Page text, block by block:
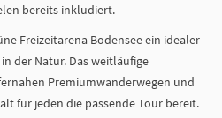
bereits inkludiert.
Freizeitarena Bodensee ein idealer
der Natur. Das weitläufige
Premiumwanderwegen und
für jeden die passende Tour bereit.